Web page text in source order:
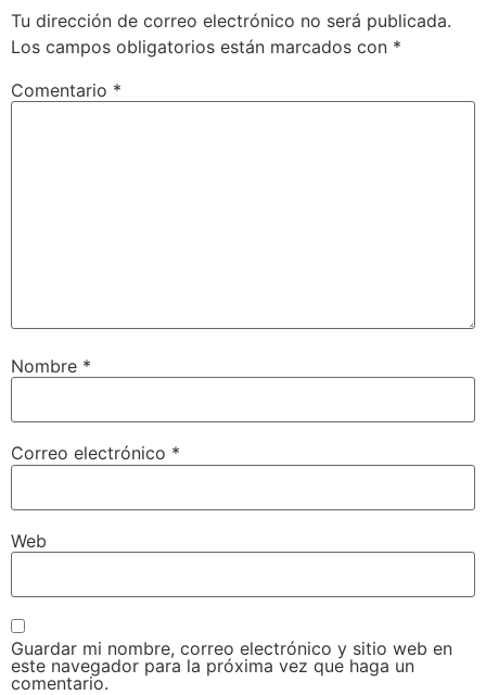
Tu dirección de correo electrónico no será publicada.
Los campos obligatorios están marcados con *
Comentario *
Nombre *
Correo electrónico *
Web
Guardar mi nombre, correo electrónico y sitio web en
este navegador para la próxima vez que haga un
comentario.